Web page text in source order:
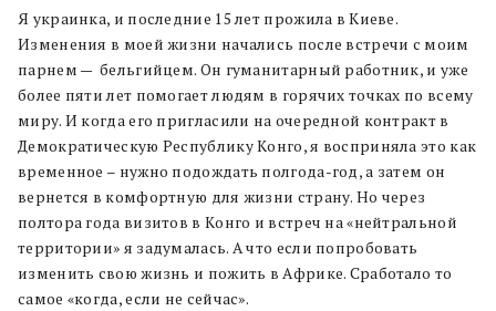
Я украинка, и последние 15 лет прожила в Киеве.
Изменения в моей жизни начались после встречи с моим
парнем — бельгийцем. Он гуманитарный работник, и уже
более пяти лет помогает людям в горячих точках по всему
миру. И когда его пригласили на очередной контракт в
Демократическую Республику Конго, я восприняла это как
временное – нужно подождать полгода-год, а затем он
вернется в комфортную для жизни страну. Но через
полтора года визитов в Конго и встреч на «нейтральной
территории» я задумалась. А что если попробовать
изменить свою жизнь и пожить в Африке. Сработало то
самое «когда, если не сейчас».